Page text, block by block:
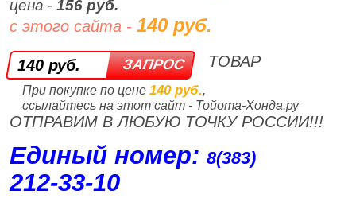
цена -156 руб.
с этого сайта -140 руб.
140 руб.
При покупке по цене 140 руб.,
ссылайтесь на этот сайт - Тойота-Хонда.ру
ТОВАР
ОТПРАВИМ В ЛЮБУЮ ТОЧКУ РОССИИ!!!
Единый номер:8(383)
212‑33‑10